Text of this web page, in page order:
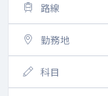
路線
勤務地
科目